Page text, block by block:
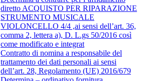
diretto ACQUISTO PER RIPARAZIONE
STRUMENTO MUSICALE
VIOLONCELLO 4/4 ,ai sensi dell’art. 36,
comma 2, lettera a), D. L.gs 50/2016 così
come modificato e integrat
Contratto di nomina a responsabile del
trattamento dei dati personali ai sensi
dell’art. 28, Regolamento (UE) 2016/679